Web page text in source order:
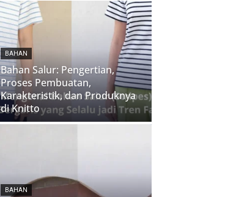
BAHAN
Bahan Salur: Pengertian,
Proses Pembuatan,
Karakteristik, dan Produknya
di Knitto
BAHAN